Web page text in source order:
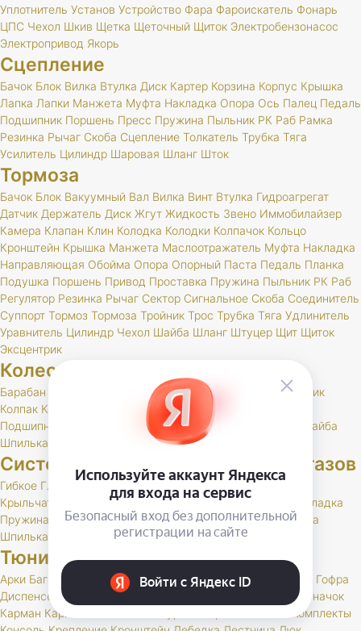
Уплотнитель Установ Устройство Фара Фароискатель Фонарь
ЦПС Чехол Шкив Щетка Щеточный Щиток Электробензонасос
Электропривод Якорь
Сцепление
Бачок Блок Вилка Втулка Диск Картер Корзина Корпус Крышка
Лапка Лапки Манжета Муфта Накладка Опора Ось Палец Педаль
Подшипник Поршень Пресс Пружина Пыльник РК Раб Рамка
Резинка Рычаг Скоба Сцепление Толкатель Трубка Тяга
Усилитель Цилиндр Шаровая Шланг Шток
Тормоза
Бачок Блок Вакуумный Вал Вилка Винт Втулка Гидроагрегат
Датчик Держатель Диск Жгут Жидкость Звено Иммобилайзер
Камера Клапан Клин Колодка Колодки Колпачок Кольцо
Кронштейн Крышка Манжета Маслоотражатель Муфта Накладка
Направляющая Обойма Опора Опорный Паста Педаль Планка
Подушка Поршень Привод Проставка Пружина Пыльник РК Раб
Регулятор Резинка Рычаг Сектор Сигнальное Скоба Соединитель
Суппорт Тормоз Тормоза Тройник Трос Трубка Тяга Удлинитель
Уравнитель Цилиндр Чехол Шайба Шланг Штуцер Щит Щиток
Эксцентрик
Колеса и шины
Барабан Гайка Держатель
Золотник
Колпак Колпачок Кронштейн
Маслоотражатель
Подшипник
Сальник Стержень
Шайба
Шпилька
Система выпуска отработавших газов
Гибкое Глушитель Клапан Комплект
Кронштейн
Крыльчатка
Нейтрализатор Планка Подушка
Прокладка
Пружина
РК Резонатор Скоба Труба Фланец Хомут Шайба
Шпилька
Тюнинг и доп. оборудование
Арки Багажник Блокировка Воблер Воздухозаборник
Гофра
Диспенсер
Дифференциал Знак
Значок
Карман Карманы
Комплекты